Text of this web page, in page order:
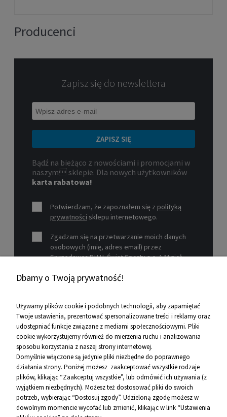
Producenci
Zapisz się do newslettera
ZAPISZ SIĘ
Bądź na bieżąco z nowościami i promocjami w
naszym sklepie. Dla nowych użytkowników
karta rabatowa!
Potwierdzam, że zapoznałem się z polityką
prywatności sklepu internetowego.
Zgadzam się na przetwarzanie moich danych
osobowych (imię, adres email) przez
Sprzedawcę P.H.U. Świat Sportu s.c. A.Mizioł,
19-26-977 w celu marketingowym.
Pomoc
Informacje
O firmie
Kontakt
Dbamy o Twoją prywatność!
Używamy plików cookie i podobnych technologii, aby zapamiętać
Twoje ustawienia, prezentować spersonalizowane treści i reklamy oraz
udostępniać funkcje związane z mediami społecznościowymi. Pliki
cookie wykorzystujemy również do mierzenia ruchu i analizowania
sposobu korzystania z naszej strony internetowej.
Domyślnie włączone są jedynie pliki niezbędne do poprawnego
działania strony. Poniżej możesz zaakceptować wszystkie rodzaje
plików, klikając “Zaakceptuj wszystkie”, lub odmówić ich używania (z
wyjątkiem niezbędnych). Możesz też dostosować pliki do swoich
potrzeb, wybierając “Dostosuj zgody”. Udzieloną zgodę możesz w
dowolnym momencie wycofać lub zmienić, klikając w link “Ustawienia